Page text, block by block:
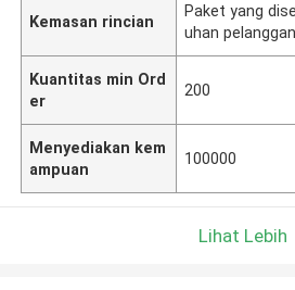
Kemasan rincian
Paket yang
uhan pelanggan.
Kuantitas min Ord
er
200
Menyediakan kem
ampuan
100000
Lihat Lebih